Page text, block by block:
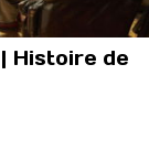
Histoire de